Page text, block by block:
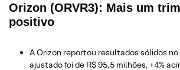
Orizon (ORVR3): Mais um
positivo
A Orizon reportou resultados sólidos no
ajustado foi de R$ 95,5 milhões, +4%